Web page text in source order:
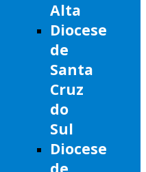
Alta
Diocese
de
Santa
Cruz
do
Sul
Diocese